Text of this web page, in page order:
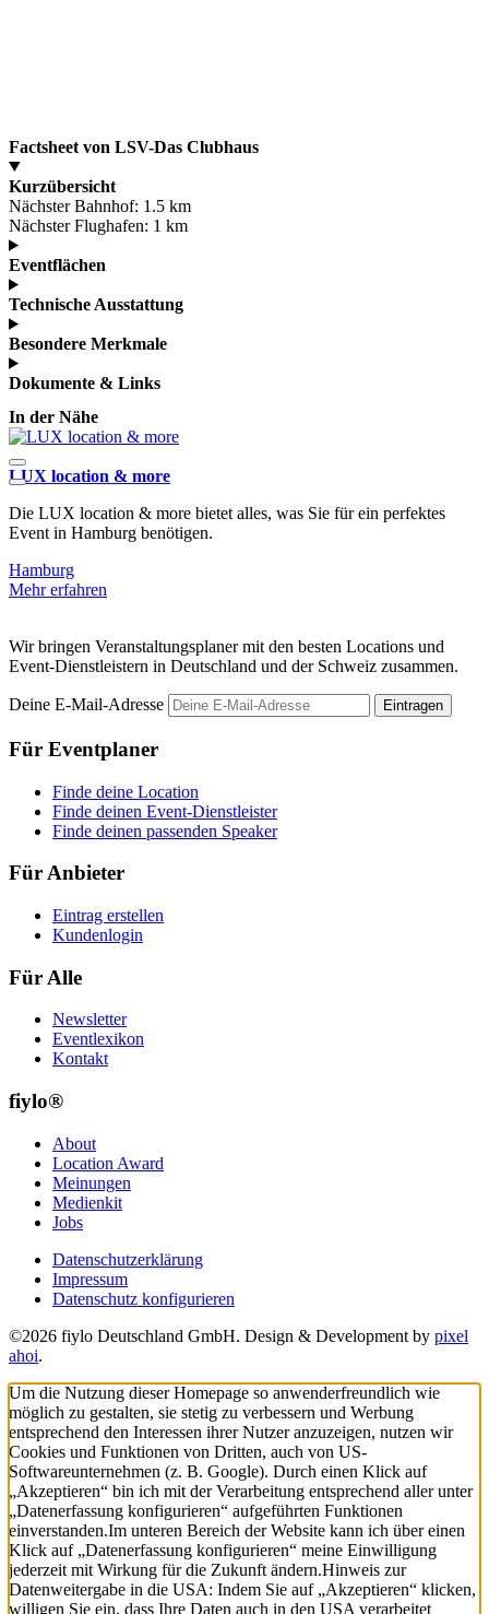
Factsheet von LSV-Das Clubhaus
Kurzübersicht
Nächster Bahnhof: 1.5 km
Nächster Flughafen: 1 km
Eventflächen
Technische Ausstattung
Besondere Merkmale
Dokumente & Links
In der Nähe
LUX location & more
Die LUX location & more bietet alles, was Sie für ein perfektes
Event in Hamburg benötigen.
Hamburg
Mehr erfahren
Wir bringen Veranstaltungsplaner mit den besten Locations und
Event-Dienstleistern in Deutschland und der Schweiz zusammen.
Deine E-Mail-Adresse Eintragen
Für Eventplaner
Finde deine Location
Finde deinen Event-Dienstleister
Finde deinen passenden Speaker
Für Anbieter
Eintrag erstellen
Kundenlogin
Für Alle
Newsletter
Eventlexikon
Kontakt
fiylo®
About
Location Award
Meinungen
Medienkit
Jobs
Datenschutzerklärung
Impressum
Datenschutz konfigurieren
©2026 fiylo Deutschland GmbH. Design & Development by pixel
ahoi.
Um die Nutzung dieser Homepage so anwenderfreundlich wie
möglich zu gestalten, sie stetig zu verbessern und Werbung
entsprechend den Interessen ihrer Nutzer anzuzeigen, nutzen wir
Cookies und Funktionen von Dritten, auch von US-
Softwareunternehmen (z. B. Google). Durch einen Klick auf
„Akzeptieren“ bin ich mit der Verarbeitung entsprechend aller unter
„Datenerfassung konfigurieren“ aufgeführten Funktionen
einverstanden.Im unteren Bereich der Website kann ich über einen
Klick auf „Datenerfassung konfigurieren“ meine Einwilligung
jederzeit mit Wirkung für die Zukunft ändern.Hinweis zur
Datenweitergabe in die USA: Indem Sie auf „Akzeptieren“ klicken,
willigen Sie ein, dass Ihre Daten auch in den USA verarbeitet